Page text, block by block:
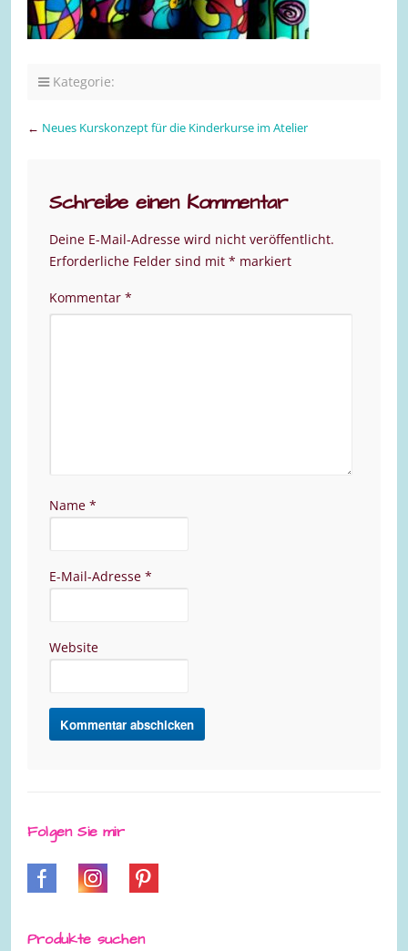
Kategorie:
← Neues Kurskonzept für die Kinderkurse im Atelier
Schreibe einen Kommentar
Deine E-Mail-Adresse wird nicht veröffentlicht.
Erforderliche Felder sind mit * markiert
Kommentar *
Name *
E-Mail-Adresse *
Website
Folgen Sie mir
Produkte suchen